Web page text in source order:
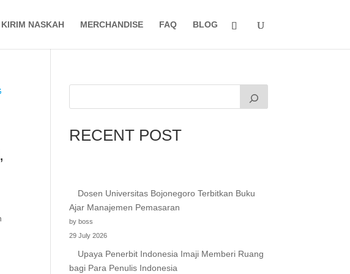
KIRIM NASKAH MERCHANDISE FAQ BLOG
RECENT POST
Dosen Universitas Bojonegoro Terbitkan Buku
Ajar Manajemen Pemasaran
by boss
29 July 2026
Upaya Penerbit Indonesia Imaji Memberi Ruang
bagi Para Penulis Indonesia